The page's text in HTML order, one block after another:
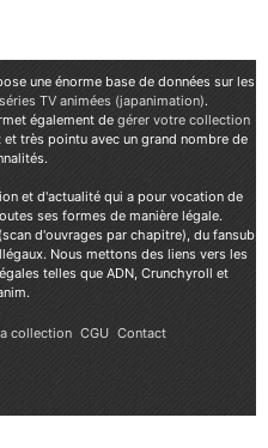
une énorme base de données sur les
séries TV animées (japanimation).
également de gérer votre collection
très pointu avec un grand nombre de
et d'actualité qui a pour vocation de
ses formes de manière légale.
d'ouvrages par chapitre), du fansub
Nous mettons des liens vers les
telles que ADN, Crunchyroll et
collection CGU Contact